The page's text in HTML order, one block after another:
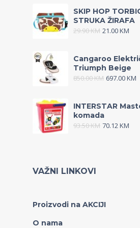
SKIP HOP
STRUKA ŽIRAFA
29.90KM 21.00KM
Cangaroo
Triumph Beige
850.00KM 697.00KM
INTERSTAR
komada
93.50KM 70.12KM
VAŽNI LINKOVI
Proizvodi na AKCIJI
O nama